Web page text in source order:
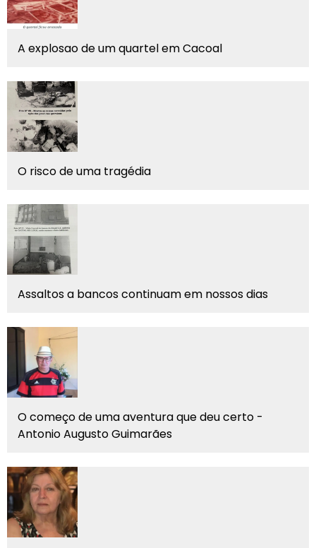
A explosao de um quartel em Cacoal
O risco de uma tragédia
Assaltos a bancos continuam em nossos dias
O começo de uma aventura que deu certo -
Antonio Augusto Guimarães